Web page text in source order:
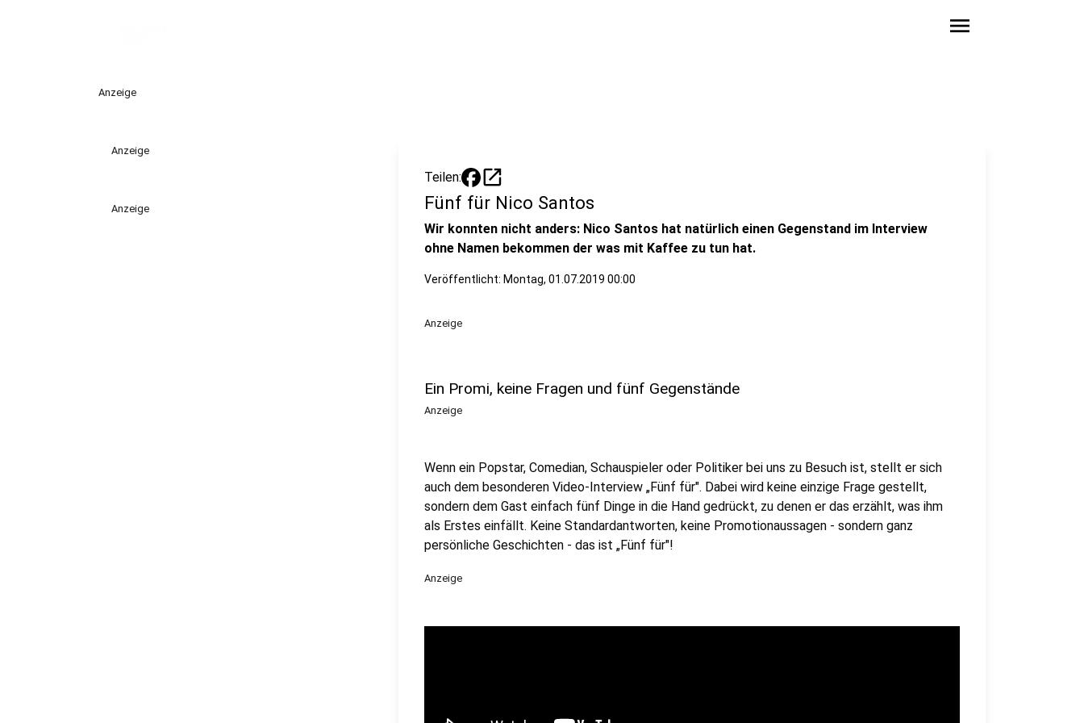
menu
Anzeige
Anzeige
Anzeige
Teilen: open_in_new
Fünf für Nico Santos
Wir konnten nicht anders: Nico Santos hat natürlich einen Gegenstand im Interview
ohne Namen bekommen der was mit Kaffee zu tun hat.
Veröffentlicht: Montag, 01.07.2019 00:00
Anzeige
Ein Promi, keine Fragen und fünf Gegenstände
Anzeige
Wenn ein Popstar, Comedian, Schauspieler oder Politiker bei uns zu Besuch ist, stellt er sich
auch dem besonderen Video-Interview „Fünf für". Dabei wird keine einzige Frage gestellt,
sondern dem Gast einfach fünf Dinge in die Hand gedrückt, zu denen er das erzählt, was ihm
als Erstes einfällt. Keine Standardantworten, keine Promotionaussagen - sondern ganz
persönliche Geschichten - das ist „Fünf für"!
Anzeige